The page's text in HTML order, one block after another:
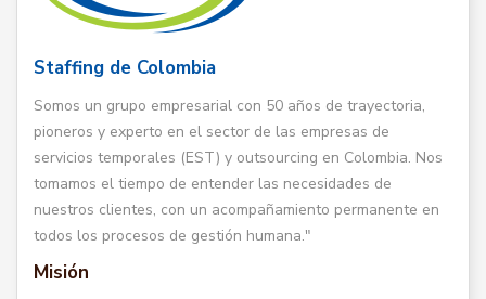
Staffing de Colombia
Somos un grupo empresarial con 50 años de trayectoria,
pioneros y experto en el sector de las empresas de
servicios temporales (EST) y outsourcing en Colombia. Nos
tomamos el tiempo de entender las necesidades de
nuestros clientes, con un acompañamiento permanente en
todos los procesos de gestión humana."
Misión